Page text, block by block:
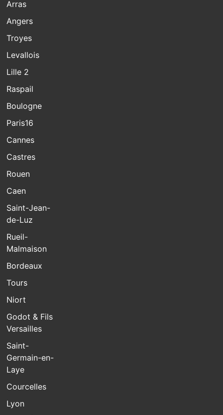
Arras
Angers
Troyes
Levallois
Lille 2
Raspail
Boulogne
Paris16
Cannes
Castres
Rouen
Caen
Saint-Jean-
de-Luz
Rueil-
Malmaison
Bordeaux
Tours
Niort
Godot & Fils
Versailles
Saint-
Germain-en-
Laye
Courcelles
Lyon